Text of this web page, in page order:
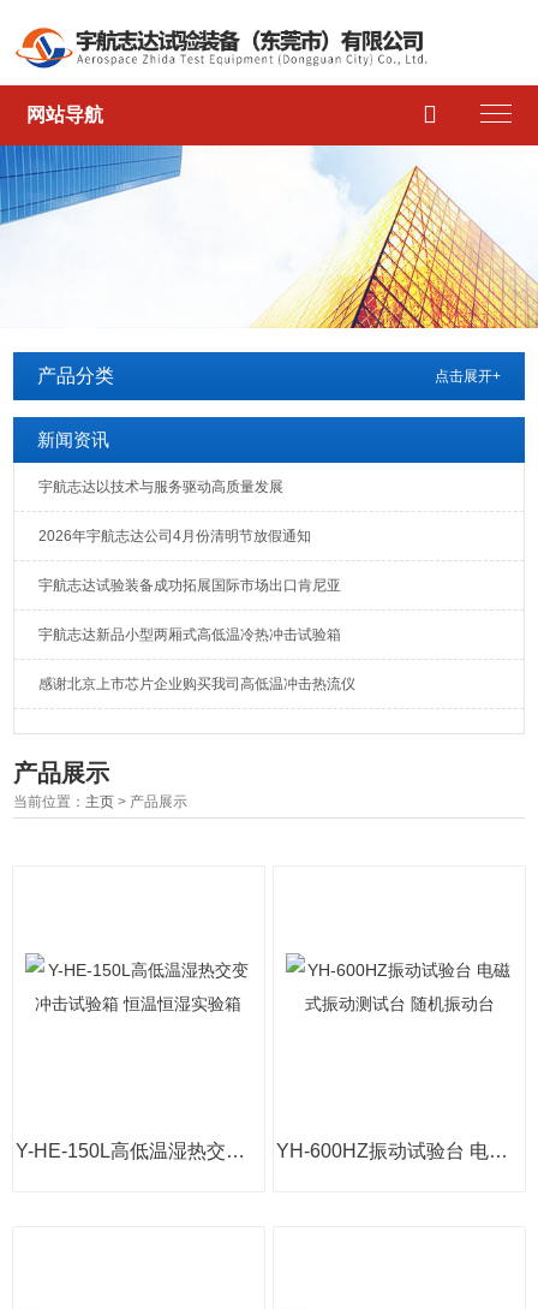
网站导航 
产品分类 点击展开+
新闻资讯
宇航志达以技术与服务驱动高质量发展
2026年宇航志达公司4月份清明节放假通知
宇航志达试验装备成功拓展国际市场出口肯尼亚
宇航志达新品小型两厢式高低温冷热冲击试验箱
感谢北京上市芯片企业购买我司高低温冲击热流仪
产品展示
当前位置： 主页 > 产品展示
Y-HE-150L高低温湿热交变冲击试验箱 恒温恒湿实验箱 YH-600HZ振动试验台 电磁式振动测试台 随机振动台